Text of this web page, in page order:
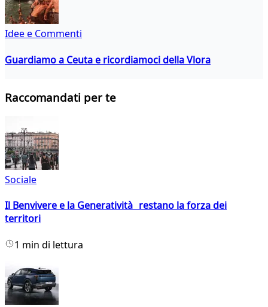
Idee e Commenti
Guardiamo a Ceuta e ricordiamoci della Vlora
Raccomandati per te
Sociale
Il Benvivere e la Generatività restano la forza dei
territori
1 min di lettura